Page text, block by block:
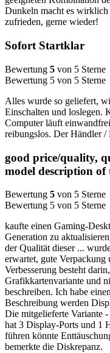
Dunkeln macht es wirklich
zufrieden, gerne wieder!
Sofort Startklar
Bewertung 5 von 5 Sterne
Bewertung 5 von 5 Sterne
Alles wurde so geliefert,
Einschalten und loslegen.
Computer läuft
reibungslos. Der Händler /
good price/quality,
model description
Bewertung 5 von 5 Sterne
Bewertung 5 von 5 Sterne
kaufte einen Gaming-
Generation zu
der Qualität dieser ...
erwartet, gute
Verbesserung besteht
Grafikkartenvariante und
beschreiben. Ich habe
Beschreibung werden
Die mitgelieferte Variante
hat 3 Display-Ports und 1
führen könnte
bemerkte die Diskrepanz.